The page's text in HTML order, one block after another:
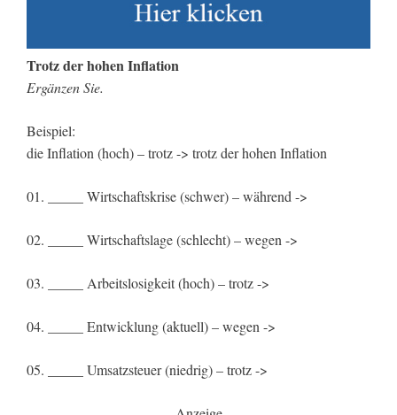
Trotz der hohen Inflation
Ergänzen Sie.
Beispiel:
die Inflation (hoch) – trotz -> trotz der hohen Inflation
01. _____ Wirtschaftskrise (schwer) – während ->
02. _____ Wirtschaftslage (schlecht) – wegen ->
03. _____ Arbeitslosigkeit (hoch) – trotz ->
04. _____ Entwicklung (aktuell) – wegen ->
05. _____ Umsatzsteuer (niedrig) – trotz ->